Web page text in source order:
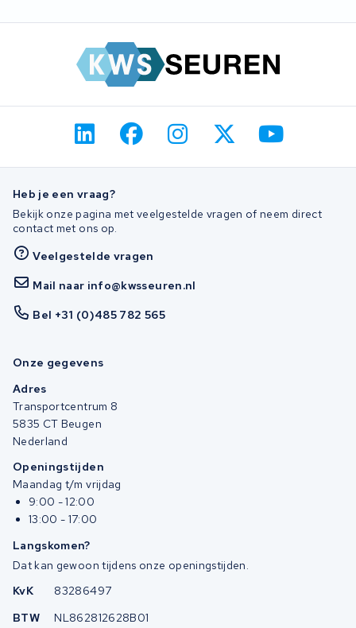
Heb je een vraag?
Bekijk onze pagina met veelgestelde vragen of neem direct
contact met ons op.
Veelgestelde vragen
Mail naar info@kwsseuren.nl
Bel +31 (0)485 782 565
Onze gegevens
Adres
Transportcentrum 8
5835 CT Beugen
Nederland
Openingstijden
Maandag t/m vrijdag
9:00 - 12:00
13:00 - 17:00
Langskomen?
Dat kan gewoon tijdens onze openingstijden.
KvK
83286497
BTW
NL862812628B01